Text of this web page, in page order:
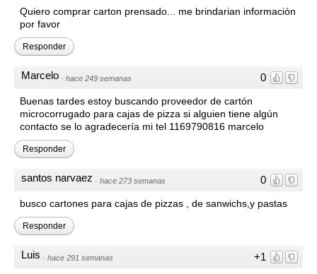
Quiero comprar carton prensado... me brindarian información
por favor
Responder
0
Marcelo · hace 249 semanas
Buenas tardes estoy buscando proveedor de cartón
microcorrugado para cajas de pizza si alguien tiene algún
contacto se lo agradecería mi tel 1169790816 marcelo
Responder
0
santos narvaez · hace 273 semanas
busco cartones para cajas de pizzas , de sanwichs,y pastas
Responder
+1
Luis · hace 291 semanas